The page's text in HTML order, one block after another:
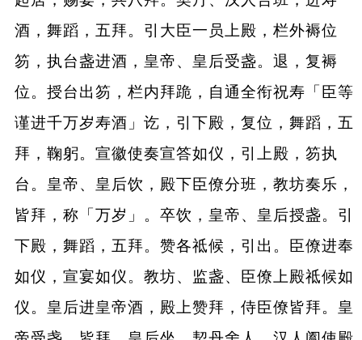
酒，舞蹈，五拜。引大臣一员上殿，栏外褥位
笏，执台盏进酒，皇帝、皇后受盏。退，复褥
位。授台出笏，栏内拜跪，自通全衔祝寿「臣等
谨进千万岁寿酒」讫，引下殿，复位，舞蹈，五
拜，鞠躬。宣徽使奏宣答如仪，引上殿，笏执
台。皇帝、皇后饮，殿下臣僚分班，教坊奏乐，
皆拜，称「万岁」。卒饮，皇帝、皇后授盏。引
下殿，舞蹈，五拜。赞各祗候，引出。臣僚进奉
如仪，宣宴如仪。教坊、监盏、臣僚上殿祗候如
仪。皇后进皇帝酒，殿上赞拜，侍臣僚皆拜。皇